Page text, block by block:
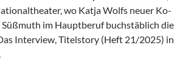
wo Katja Wolfs neuer Ko-
im Hauptberuf buchstäblich die
Interview, Titelstory (Heft 21/2025) in